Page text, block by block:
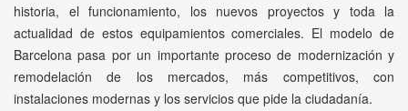
historia, el funcionamiento, los nuevos proyectos y toda la
actualidad de estos equipamientos comerciales. El modelo de
Barcelona pasa por un importante proceso de modernización y
remodelación de los mercados, más competitivos, con
instalaciones modernas y los servicios que pide la ciudadanía.